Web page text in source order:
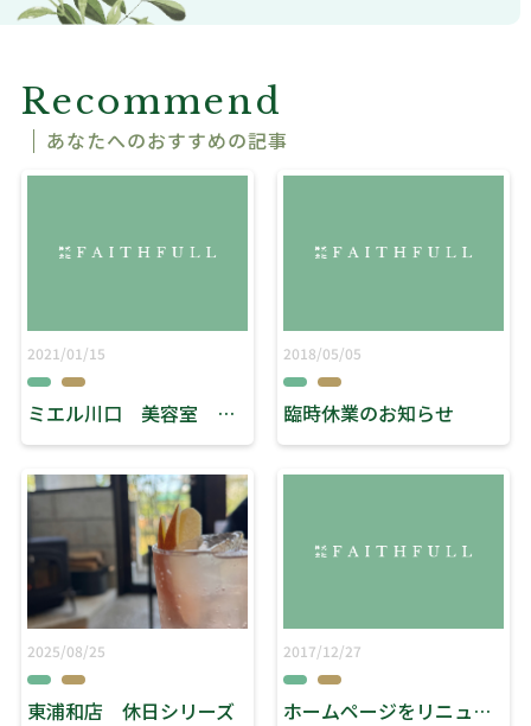
Recommend
あなたへのおすすめの記事
2021/01/15
ミエル川口 美容室 リーブス 「ミエル店今年初のブログ」
2018/05/05
臨時休業のお知らせ
2025/08/25
東浦和店 休日シリーズ
2017/12/27
ホームページをリニューアルいたしました